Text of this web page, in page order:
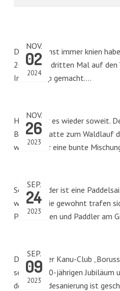
NOV.
02
2024
Die, die sonst immer knien
2024 zum dritten Mal auf den
Indoor-Cup gemacht.…
NOV.
26
2023
Heute war es wieder soweit.
Borussia hatte zum Waldlauf
war wieder eine bunte
SEP.
24
2023
Schon wieder ist eine
worden. Wie gewohnt trafen
Paddlerinnen und Paddler am
SEP.
09
2023
Der Berliner Kanu-Club
seinem 100-jährigen Jubiläum
der Gebäudesanierung ist